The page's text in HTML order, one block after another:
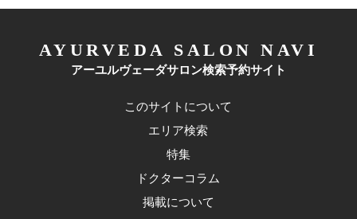
AYURVEDA SALON NAVI
アーユルヴェーダサロン検索予約サイト
このサイトについて
エリア検索
特集
ドクターコラム
掲載について